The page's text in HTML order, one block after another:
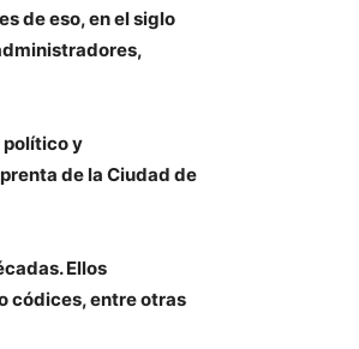
de eso, en el siglo
político y
de la Ciudad de
Ellos
códices, entre otras